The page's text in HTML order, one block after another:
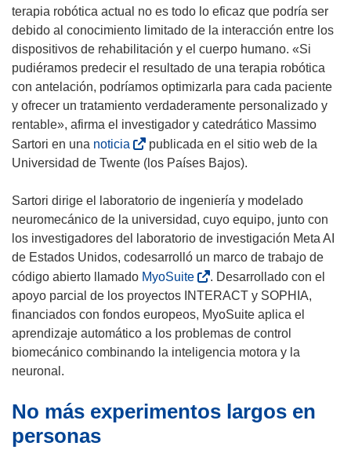
terapia robótica actual no es todo lo eficaz que podría ser
debido al conocimiento limitado de la interacción entre los
dispositivos de rehabilitación y el cuerpo humano. «Si
pudiéramos predecir el resultado de una terapia robótica
con antelación, podríamos optimizarla para cada paciente
y ofrecer un tratamiento verdaderamente personalizado y
rentable», afirma el investigador y catedrático Massimo
Sartori en una noticia
s
a
b
r
i
r
á
e
n
u
n
publicada en el sitio web de la
Universidad de Twente (los Países Bajos).
Sartori dirige el laboratorio de ingeniería y modelado
neuromecánico de la universidad, cuyo equipo, junto con
los investigadores del laboratorio de investigación Meta AI
de Estados Unidos, codesarrolló un marco de trabajo de
código abierto llamado MyoSuite(
s
e
a
b
r
. Desarrollado con el
apoyo parcial de los proyectos INTERACT y SOPHIA,
financiados con fondos europeos, MyoSuite aplica el
aprendizaje automático a los problemas de control
biomecánico combinando la inteligencia motora y la
neuronal.
No más experimentos largos en
personas